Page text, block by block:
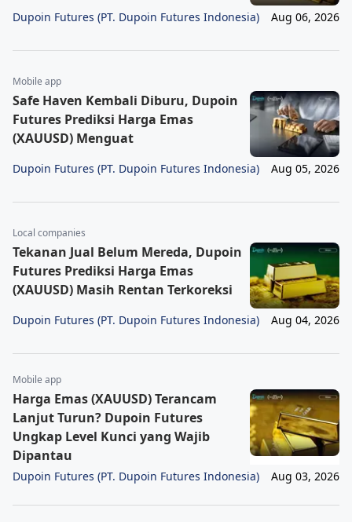
Dupoin Futures (PT. Dupoin Futures Indonesia) Aug 06, 2026
Mobile app
Safe Haven Kembali Diburu, Dupoin
Futures Prediksi Harga Emas
(XAUUSD) Menguat
Dupoin Futures (PT. Dupoin Futures Indonesia) Aug 05, 2026
Local companies
Tekanan Jual Belum Mereda, Dupoin
Futures Prediksi Harga Emas
(XAUUSD) Masih Rentan Terkoreksi
Dupoin Futures (PT. Dupoin Futures Indonesia) Aug 04, 2026
Mobile app
Harga Emas (XAUUSD) Terancam
Lanjut Turun? Dupoin Futures
Ungkap Level Kunci yang Wajib
Dipantau
Dupoin Futures (PT. Dupoin Futures Indonesia) Aug 03, 2026